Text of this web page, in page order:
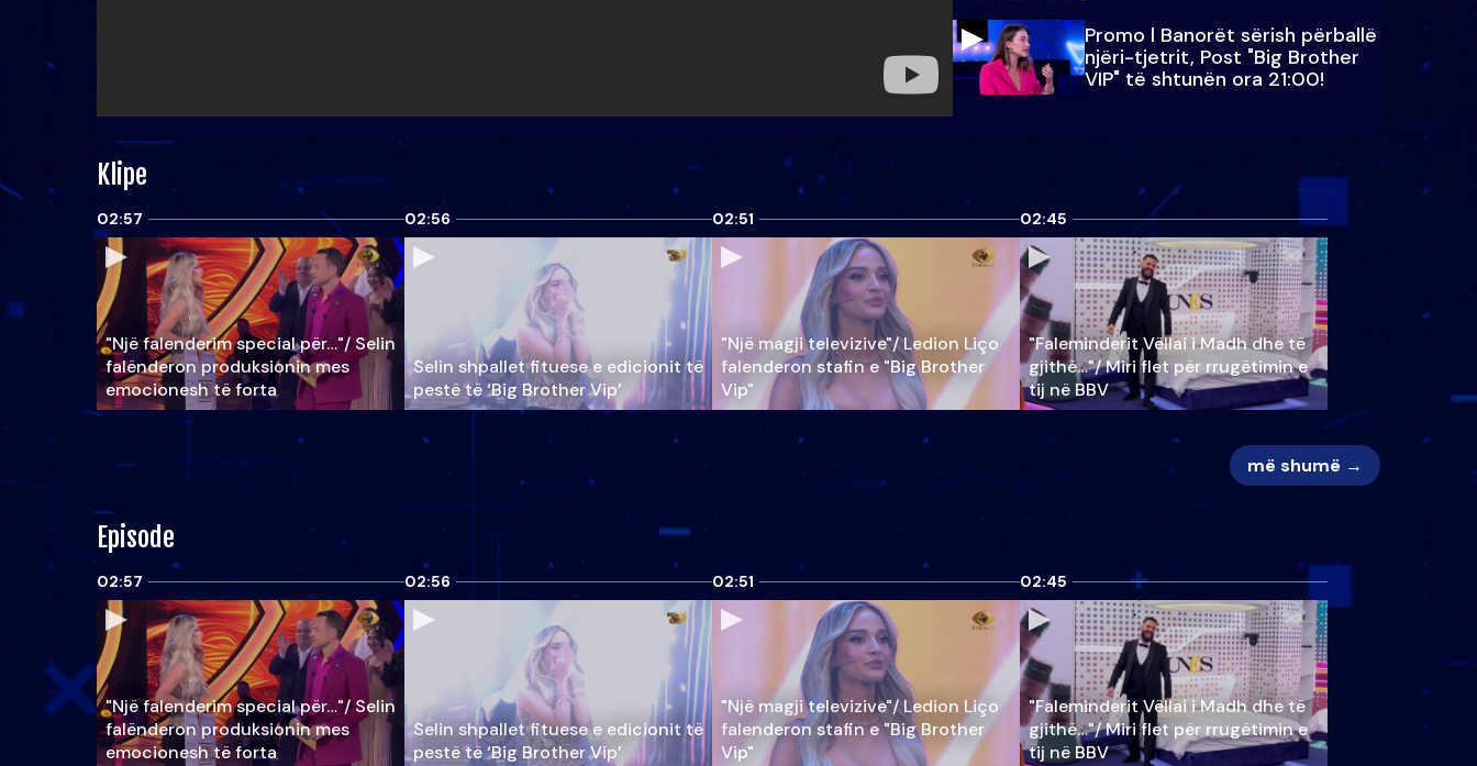
Promo l Banorët sërish përballë
njëri-tjetrit, Post "Big Brother
VIP" të shtunën ora 21:00!
Klipe
02:57
"Një falenderim special për…"/ Selin
falënderon produksionin mes
emocionesh të forta
02:56
Selin shpallet fituese e edicionit të
pestë të ‘Big Brother Vip’
02:51
"Një magji televizive"/ Ledion Liço
falenderon stafin e "Big Brother
Vip"
02:45
"Faleminderit Vëllai i Madh dhe të
gjithë…"/ Miri flet për rrugëtimin e
tij në BBV
më shumë →
Episode
02:57
"Një falenderim special për…"/ Selin
falënderon produksionin mes
emocionesh të forta
02:56
Selin shpallet fituese e edicionit të
pestë të ‘Big Brother Vip’
02:51
"Një magji televizive"/ Ledion Liço
falenderon stafin e "Big Brother
Vip"
02:45
"Faleminderit Vëllai i Madh dhe të
gjithë…"/ Miri flet për rrugëtimin e
tij në BBV